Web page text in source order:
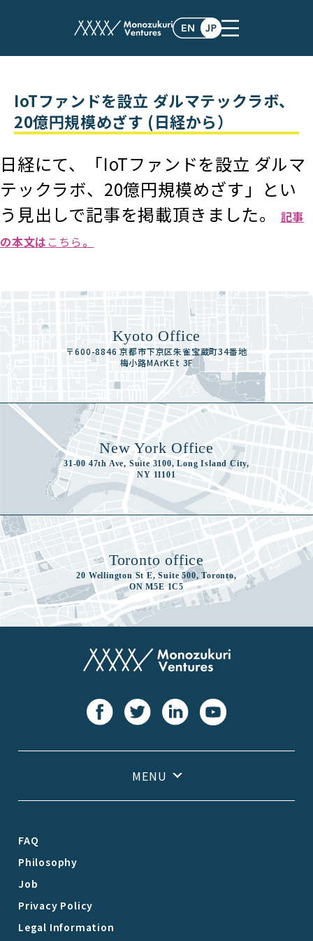
post
IoTファンドを設立 ダルマテックラボ、
20億円規模めざす (日経から）
日経にて、「IoTファンドを設立 ダルマ
テックラボ、20億円規模めざす」とい
う見出しで記事を掲載頂きました。
記事
の本文は こちら。
Kyoto Office
〒600-8846 京都市下京区朱雀宝蔵町34番地
梅小路MArKEt 3F
New York Office
31-00 47th Ave, Suite 3100, Long Island City,
NY 11101
Toronto office
20 Wellington St E, Suite 500, Toronto,
ON M5E 1C5
FAQ
Philosophy
Job
Privacy Policy
Legal Information